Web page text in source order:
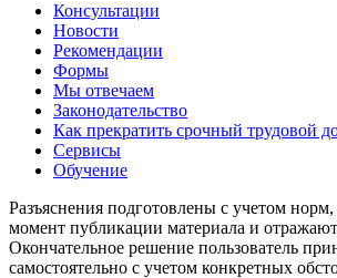
Отпуска
Материальная ответственность
Дисциплинарные взыскания
Медосмотр
Консультации
Новости
Рекомендации
Формы
Мы отвечаем
Законодательство
Как прекратить срочный трудовой
Сервисы
Обучение
Разъяснения подготовлены с учетом
момент публикации материала и
Окончательное решение пользователь
самостоятельно с учетом конкретных